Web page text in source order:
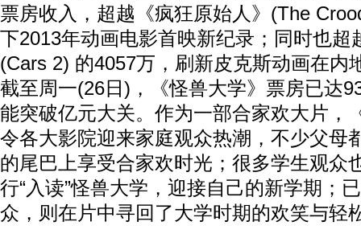
票房收入，超越《疯狂原始人》(The
下2013年动画电影首映新纪录；同时也超
(Cars 2) 的4057万，刷新皮克斯动画在内
截至周一(26日)，《怪兽大学》票房已达
能突破亿元大关。作为一部合家欢大片，
令各大影院迎来家庭观众热潮，不少父母
的尾巴上享受合家欢时光；很多学生观众
行“入读”怪兽大学，迎接自己的新学期；
众，则在片中寻回了大学时期的欢笑与轻